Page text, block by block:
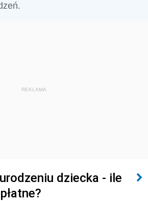
REKLAMA
dziecka - ile